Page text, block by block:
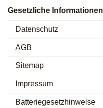
Gesetzliche Informationen
Datenschutz
AGB
Sitemap
Impressum
Batteriegesetzhinweise